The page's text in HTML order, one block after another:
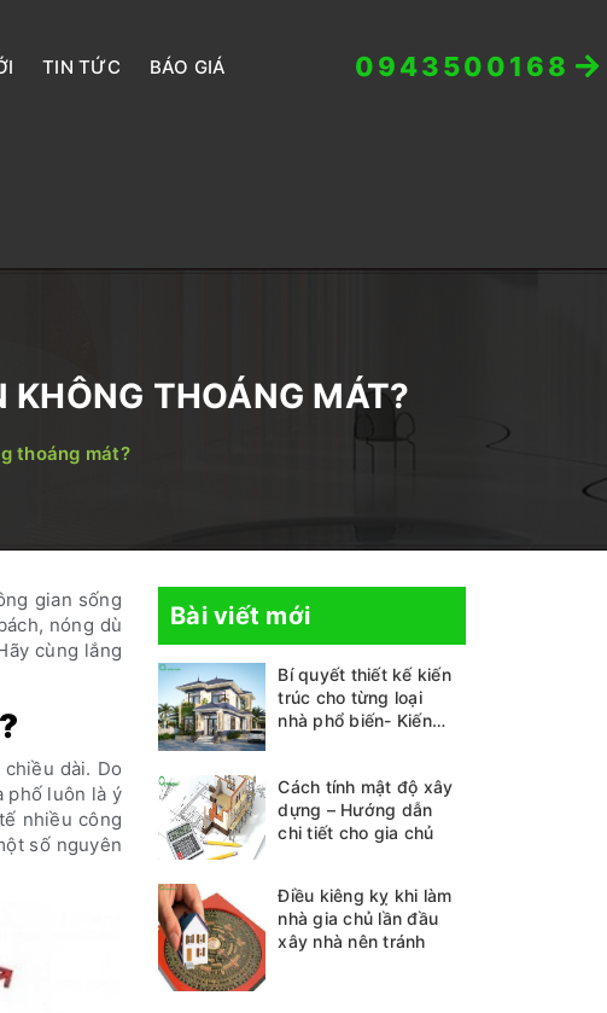
TIN TỨC BÁO GIÁ 0943500168
KHÔNG THOÁNG MÁT?
thoáng mát?
gian sống
nóng dù
cùng lắng
dài. Do
phố luôn là ý
nhiều công
số nguyên
Bài viết mới
Bí quyết thiết kế kiến
trúc cho từng loại
nhà phổ biến- Kiến
Cách tính mật độ xây
dựng – Hướng dẫn
chi tiết cho gia chủ
Điều kiêng kỵ khi làm
nhà gia chủ lần đầu
xây nhà nên tránh